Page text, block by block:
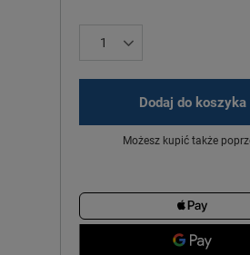
Dodaj do koszyka
Możesz kupić także